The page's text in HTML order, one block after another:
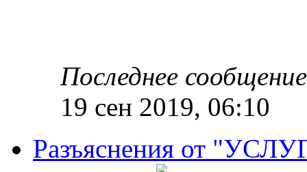
Последнее
19 сен 2019, 06:10
Разъяснения от